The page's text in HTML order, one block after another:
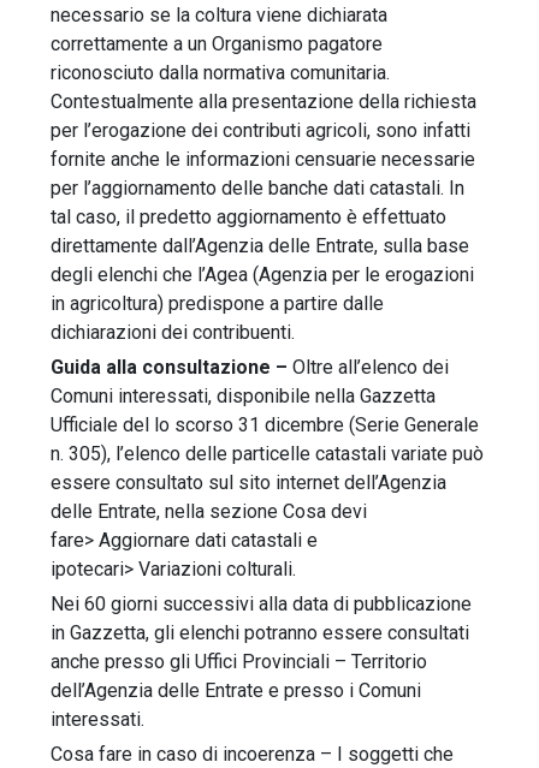
necessario se la coltura viene dichiarata
correttamente a un Organismo pagatore
riconosciuto dalla normativa comunitaria.
Contestualmente alla presentazione della richiesta
per l’erogazione dei contributi agricoli, sono infatti
fornite anche le informazioni censuarie necessarie
per l’aggiornamento delle banche dati catastali. In
tal caso, il predetto aggiornamento è effettuato
direttamente dall’Agenzia delle Entrate, sulla base
degli elenchi che l’Agea (Agenzia per le erogazioni
in agricoltura) predispone a partire dalle
dichiarazioni dei contribuenti.
Guida alla consultazione – Oltre all’elenco dei
Comuni interessati, disponibile nella Gazzetta
Ufficiale del lo scorso 31 dicembre (Serie Generale
n. 305), l’elenco delle particelle catastali variate può
essere consultato sul sito internet dell’Agenzia
delle Entrate, nella sezione Cosa devi
fare> Aggiornare dati catastali e
ipotecari> Variazioni colturali.
Nei 60 giorni successivi alla data di pubblicazione
in Gazzetta, gli elenchi potranno essere consultati
anche presso gli Uffici Provinciali – Territorio
dell’Agenzia delle Entrate e presso i Comuni
interessati.
Cosa fare in caso di incoerenza – I soggetti che